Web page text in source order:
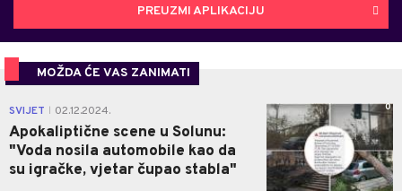
PREUZMI APLIKACIJU
MOŽDA ĆE VAS ZANIMATI
SVIJET 02.12.2024.
Apokaliptične scene u Solunu:
"Voda nosila automobile kao da
su igračke, vjetar čupao stabla"
0